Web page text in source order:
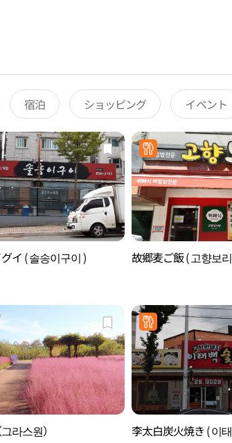
宿泊 ショッピング イベント
イ ( 솔송이구이 ) 故郷麦ご飯 ( 고향보
라스원） 李太白炭火焼き ( 이